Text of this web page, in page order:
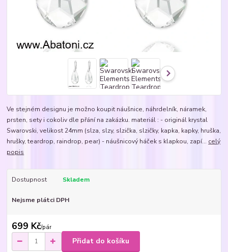
Ve stejném designu je možno koupit náušnice, náhrdelník, náramek,
prsten, sety i cokoliv dle přání na zakázku. materiál : - originál krystal
Swarovski, velikost 24mm (slza, slzy, slzička, slzičky, kapka, kapky, hruška,
hrušky, teardrop, raindrop, pear) - náušnicový háček s klapkou, zapí... celý
popis
Dostupnost Skladem
Nejsme plátci DPH
699 Kč/pár
Přidat do košíku